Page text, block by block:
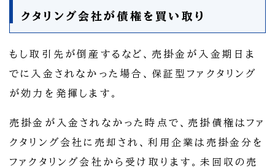
クタリング会社が債権を買い取り
もし取引先が倒産するなど、売掛金が入金期日ま
でに入金されなかった場合、保証型ファクタリング
が効力を発揮します。
売掛金が入金されなかった時点で、売掛債権はファ
クタリング会社に売却され、利用企業は売掛金分を
ファクタリング会社から受け取ります。未回収の売